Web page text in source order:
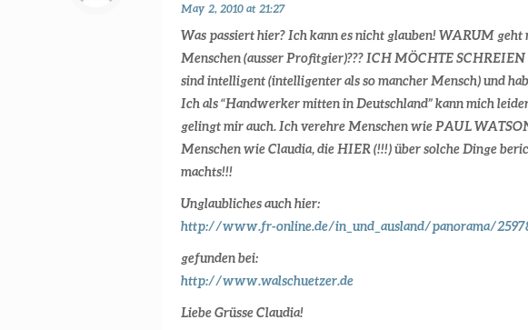
May 2, 2010 at 21:27
Was passiert hier? Ich kann es nicht glauben! WARUM
Menschen (ausser Profitgier)??? ICH MÖCHTE
sind intelligent (intelligenter als so mancher Mensch) und
Ich als “Handwerker mitten in Deutschland” kann mich
gelingt mir auch. Ich verehre Menschen wie PAUL
Menschen wie Claudia, die HIER (!!!) über solche Dinge
machts!!!
Unglaubliches auch hier:
http://www.fr-online.de/in_und_ausland/panorama/
gefunden bei:
http://www.walschuetzer.de
Liebe Grüsse Claudia!